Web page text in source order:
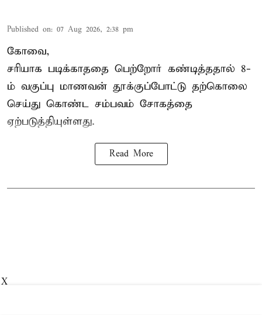
Published on: 07 Aug 2026, 2:38 pm
கோவை,
சரியாக படிக்காததை பெற்றோர் கண்டித்ததால் 8-
ம் வகுப்பு மாணவன் தூக்குப்போட்டு தற்கொலை
செய்து கொண்ட சம்பவம் சோகத்தை
ஏற்படுத்தியுள்ளது.
Read More
X